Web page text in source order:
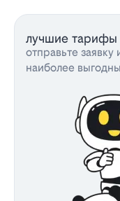
лучшие тарифы
отправьте
наиболее